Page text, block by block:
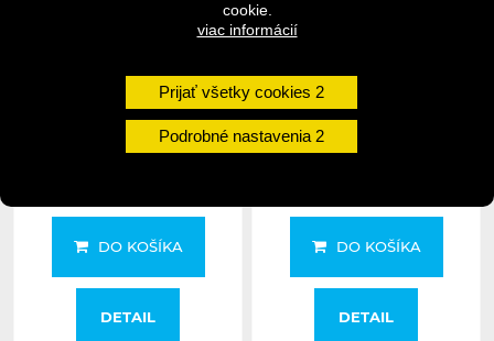
cookie.
viac informácií
Prijať všetky cookies
Podrobné nastavenia
SKS univerzálný adaptér
pre lopty
DO KOŠÍKA
DETAIL
SKS univerzálný adaptér
pre fúkanie matracov
DO KOŠÍKA
DETAIL